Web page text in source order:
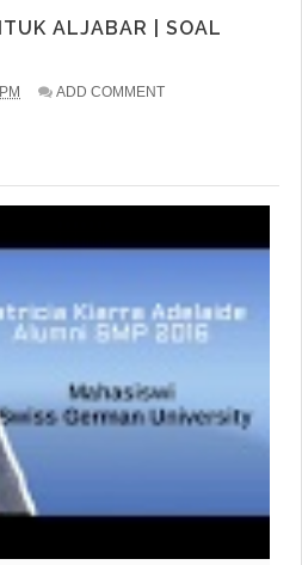
ALJABAR | SOAL
ADD COMMENT